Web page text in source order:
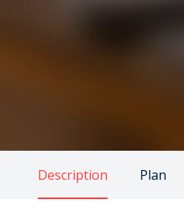
Description Plan